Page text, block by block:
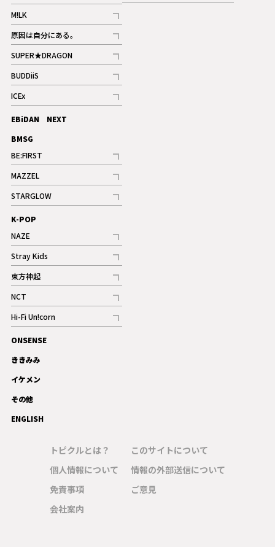
記事
M!LK
記事
原因は自分にある。
記事
SUPER★DRAGON
記事
BUDDiiS
記事
ICEx
記事
EBiDAN NEXT
BMSG
BE:FIRST
記事
ギャラリー
MAZZEL
記事
ギャラリー
STARGLOW
記事
記事
K-POP
NAZE
記事
Stray Kids
記事
東方神起
記事
NCT
記事
Hi-Fi Un!corn
記事
ギャラリー
ONSENSE
ききみみ
イケメン
その他
ENGLISH
トピクルとは？
個人情報について
免責事項
会社案内
このサイトについて
情報の外部送信について
ご意見